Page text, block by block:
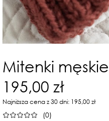
Mitenki
195,00 zł
Najniższa cena z 30 dni: 195,00 zł
(0)